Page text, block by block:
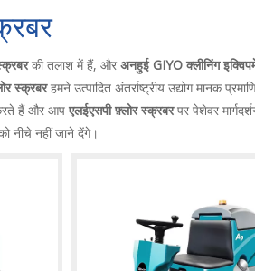
की तलाश में हैं, और अनहुई GIYO क्लीनिंग
स्क्रबरहमने उत्पादित अंतर्राष्ट्रीय उद्योग मानक
हैं और आप एलईएसपी फ़्लोर स्क्रबरपर पेशेवर
नीचे नहीं जाने देंगे।